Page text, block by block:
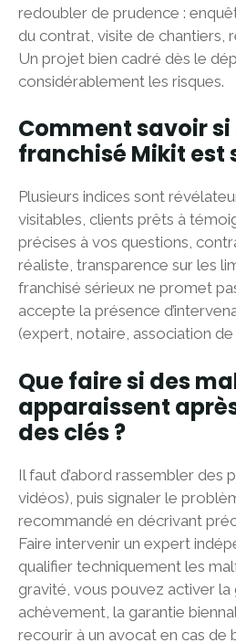
redoubler de prudence :
du contrat, visite de chantiers,
Un projet bien cadré dès le
considérablement les risques.
Comment savoir
franchisé Mikit est
Plusieurs indices sont
visitables, clients prêts à
précises à vos questions,
réaliste, transparence sur les
franchisé sérieux ne promet
accepte la présence
(expert, notaire, association
Que faire si des
apparaissent
des clés ?
Il faut d’abord rassembler des
vidéos), puis signaler le
recommandé en décrivant
Faire intervenir un expert
qualifier techniquement les
gravité, vous pouvez activer la
achèvement, la garantie
recourir à un avocat en cas de